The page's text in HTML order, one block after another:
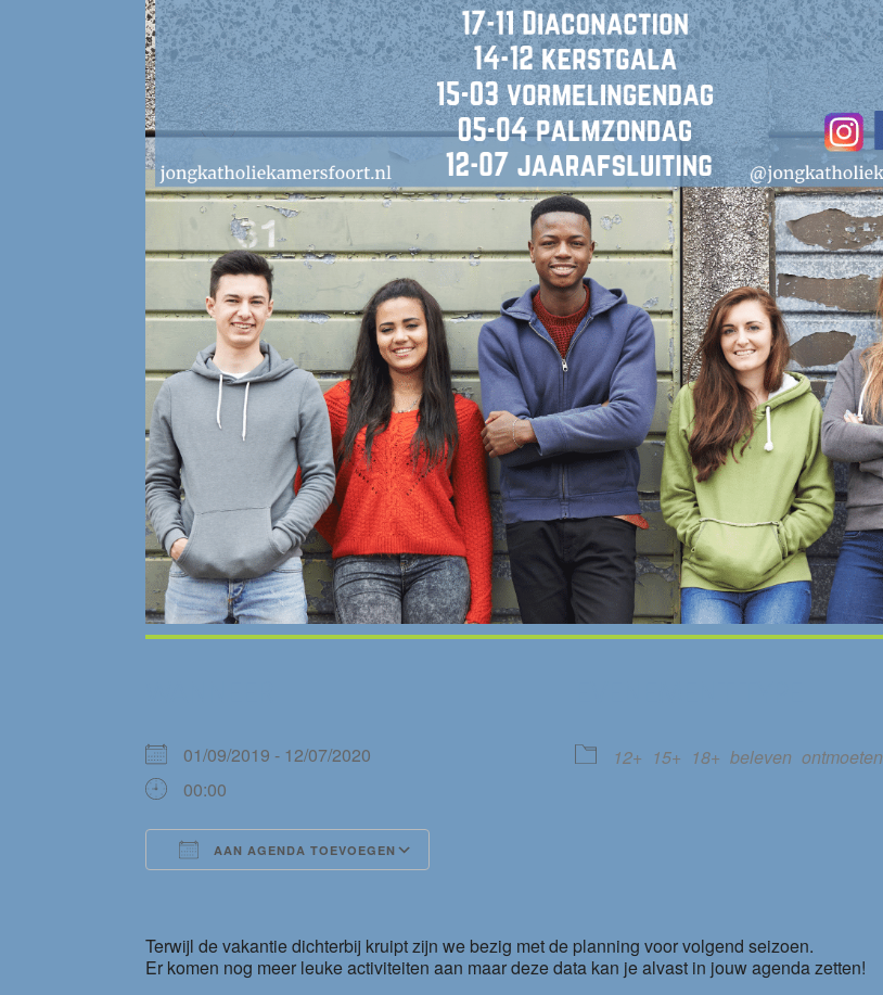
01/09/2019 - 12/07/2020
00:00
AAN AGENDA TOEVOEGEN
12+ 15+ 18+ beleven ontmoeten
Terwijl de vakantie dichterbij kruipt zijn we bezig met de planning voor volgend seizoen.
Er komen nog meer leuke activiteiten aan maar deze data kan je alvast in jouw agenda zetten!